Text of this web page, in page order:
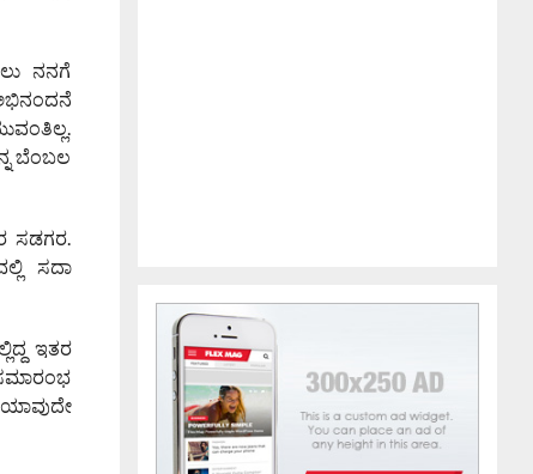
ನನಗೆ
ಬೆಂಬಲ
ಸಡಗರ.
ಸದಾ
ಇತರ